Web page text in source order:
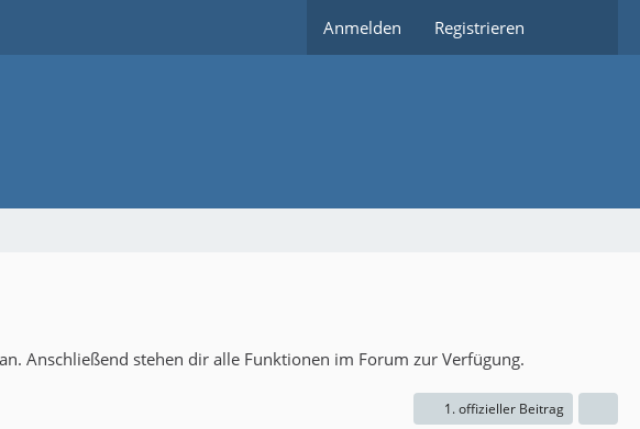
Anmelden Registrieren
Anschließend stehen dir alle Funktionen im Forum zur Verfügung.
1. offizieller Beitrag